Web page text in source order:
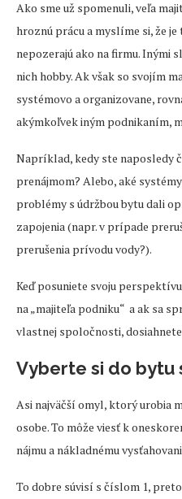
Ako sme už spomenuli, veľa
hroznú prácu a myslíme si, že
nepozerajú ako na firmu. Inými
nich hobby. Ak však so svojím
systémovo a organizovane,
akýmkoľvek iným podnikaním,
Napríklad, kedy ste naposledy
prenájmom? Alebo, aké
problémy s údržbou bytu dali
zapojenia (napr. v prípade
prerušenia prívodu vody?).
Keď posuniete svoju
na „majiteľa podniku“ a ak sa
vlastnej spoločnosti,
Vyberte si do bytu
Asi najväčší omyl, ktorý urobia
osobe. To môže viesť k
nájmu a nákladnému
To dobre súvisí s číslom 1,